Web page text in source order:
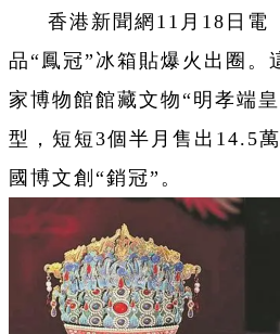
香港新聞網11月18日
品“鳳冠”冰箱貼爆火出圈。
家博物館館藏文物“明孝端
型，短短3個半月售出14.5
國博文創“銷冠”。